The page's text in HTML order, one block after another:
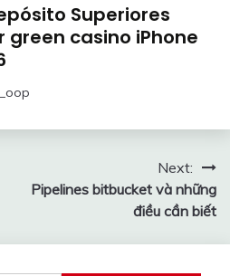
Superiores
green casino iPhone
Next:
Pipelines bitbucket và những
điều cần biết